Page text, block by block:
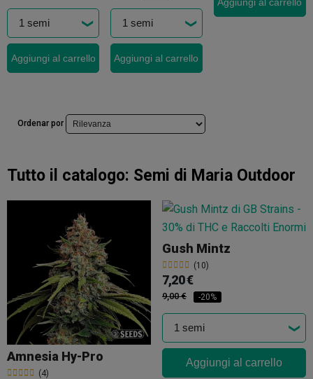
Aggiungi al carrello Aggiungi al carrello
Ordenar por
Tutto il catalogo: Semi di Maria Outdoor
Amnesia Hy-Pro
(4)
Gush Mintz
(10)
7,20 €
9,00 € -20%
Aggiungi al carrello